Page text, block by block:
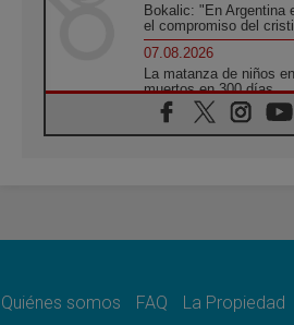
Bokalic: "En Argentina
el compromiso del
07.08.2026
La matanza de niños
muertos en 300 días
07.08.2026
Tagle: La guerra
como misión al
Quiénes somos FAQ La Propiedad